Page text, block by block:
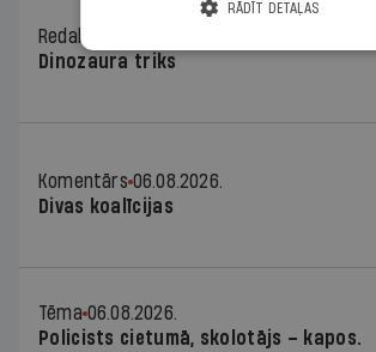
Redaktores sleja
Dinozaura triks
Komentārs 06.08.2026.
Divas koalīcijas
Tēma 06.08.2026.
Policists cietumā, skolotājs – kapos.
RĀDĪT DETAĻAS